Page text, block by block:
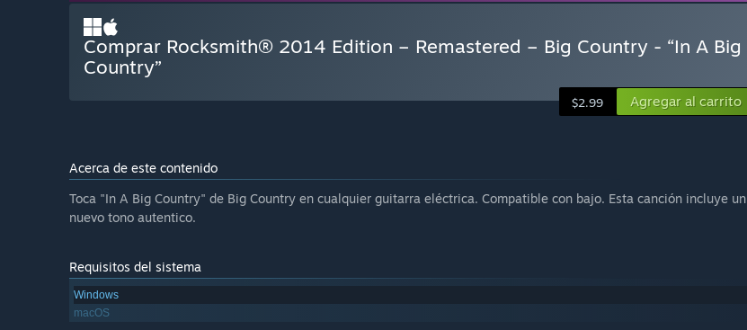
Comprar Rocksmith® 2014 Edition – Remastered – Big Country - “In A Big
Country”
$2.99 Agregar al carrito
Acerca de este contenido
Toca "In A Big Country" de Big Country en cualquier guitarra eléctrica. Compatible con bajo. Esta canción incluye un
nuevo tono autentico.
Requisitos del sistema
Windows
macOS